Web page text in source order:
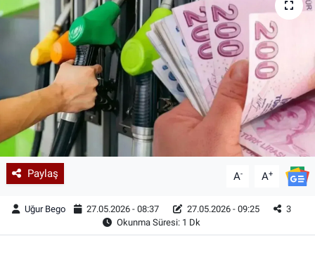
Paylaş A- A+
Uğur Bego 27.05.2026 - 08:37 27.05.2026 - 09:25
3
Okunma Süresi: 1 Dk